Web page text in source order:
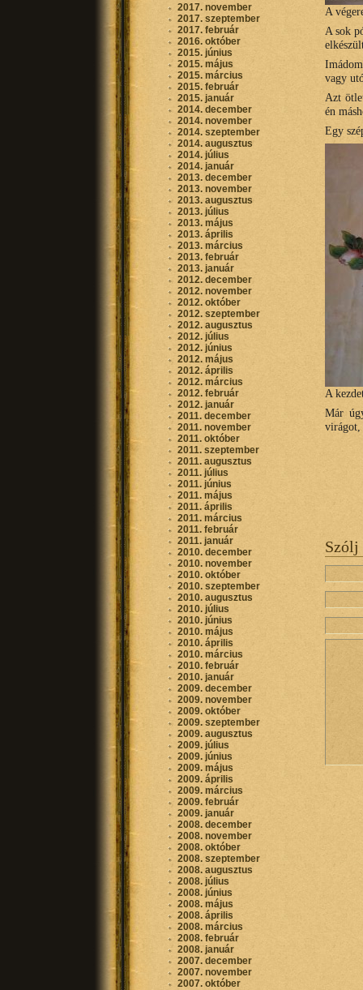
A
A sok
vagy
Azt
én
Egy
A
Már
Szólj
2017. november
2017. szeptember
2017. február
2016. október
2015. június
2015. május
2015. március
2015. február
2015. január
2014. december
2014. november
2014. szeptember
2014. augusztus
2014. július
2014. január
2013. december
2013. november
2013. augusztus
2013. július
2013. május
2013. április
2013. március
2013. február
2013. január
2012. december
2012. november
2012. október
2012. szeptember
2012. augusztus
2012. július
2012. június
2012. május
2012. április
2012. március
2012. február
2012. január
2011. december
2011. november
2011. október
2011. szeptember
2011. augusztus
2011. július
2011. június
2011. május
2011. április
2011. március
2011. február
2011. január
2010. december
2010. november
2010. október
2010. szeptember
2010. augusztus
2010. július
2010. június
2010. május
2010. április
2010. március
2010. február
2010. január
2009. december
2009. november
2009. október
2009. szeptember
2009. augusztus
2009. július
2009. június
2009. május
2009. április
2009. március
2009. február
2009. január
2008. december
2008. november
2008. október
2008. szeptember
2008. augusztus
2008. július
2008. június
2008. május
2008. április
2008. március
2008. február
2008. január
2007. december
2007. november
2007. október